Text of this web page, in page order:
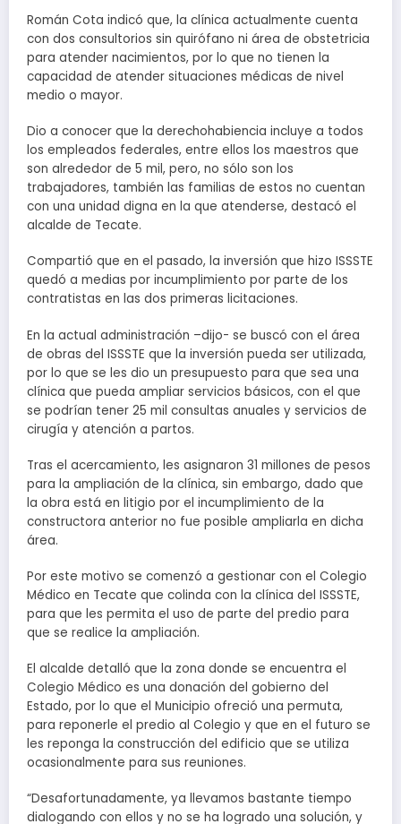
Román Cota indicó que, la clínica actualmente cuenta
con dos consultorios sin quirófano ni área de obstetricia
para atender nacimientos, por lo que no tienen la
capacidad de atender situaciones médicas de nivel
medio o mayor.
Dio a conocer que la derechohabiencia incluye a todos
los empleados federales, entre ellos los maestros que
son alrededor de 5 mil, pero, no sólo son los
trabajadores, también las familias de estos no cuentan
con una unidad digna en la que atenderse, destacó el
alcalde de Tecate.
Compartió que en el pasado, la inversión que hizo ISSSTE
quedó a medias por incumplimiento por parte de los
contratistas en las dos primeras licitaciones.
En la actual administración –dijo- se buscó con el área
de obras del ISSSTE que la inversión pueda ser utilizada,
por lo que se les dio un presupuesto para que sea una
clínica que pueda ampliar servicios básicos, con el que
se podrían tener 25 mil consultas anuales y servicios de
cirugía y atención a partos.
Tras el acercamiento, les asignaron 31 millones de pesos
para la ampliación de la clínica, sin embargo, dado que
la obra está en litigio por el incumplimiento de la
constructora anterior no fue posible ampliarla en dicha
área.
Por este motivo se comenzó a gestionar con el Colegio
Médico en Tecate que colinda con la clínica del ISSSTE,
para que les permita el uso de parte del predio para
que se realice la ampliación.
El alcalde detalló que la zona donde se encuentra el
Colegio Médico es una donación del gobierno del
Estado, por lo que el Municipio ofreció una permuta,
para reponerle el predio al Colegio y que en el futuro se
les reponga la construcción del edificio que se utiliza
ocasionalmente para sus reuniones.
“Desafortunadamente, ya llevamos bastante tiempo
dialogando con ellos y no se ha logrado una solución, y